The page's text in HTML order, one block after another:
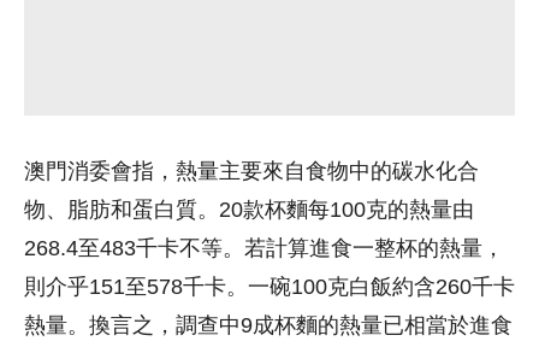
澳門消委會指，熱量主要來自食物中的碳水化合
物、脂肪和蛋白質。20款杯麵每100克的熱量由
268.4至483千卡不等。若計算進食一整杯的熱量，
則介乎151至578千卡。一碗100克白飯約含260千卡
熱量。換言之，調查中9成杯麵的熱量已相當於進食